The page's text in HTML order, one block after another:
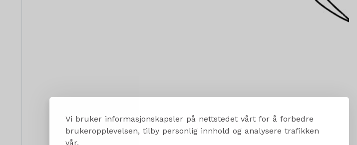
Vi bruker informasjonskapsler på nettstedet vårt for å forbedre
brukeropplevelsen, tilby personlig innhold og analysere trafikken
vår.